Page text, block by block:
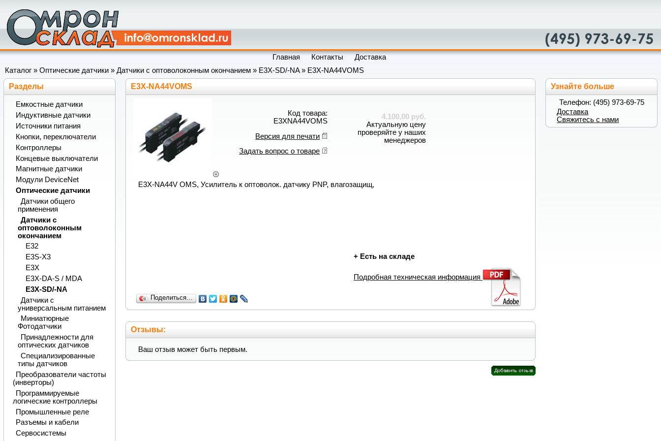
Главная Контакты
Доставка
Каталог » Оптические датчики » Датчики с оптоволоконным окончанием » E3X-SD/-NA» E3X-NA44VOMS
E3X-NA44VOMS
Код товара:
E3XNA44VOMS
Версия для печати
Задать вопрос о товаре
4.100,00 руб.
Актуальную цену
проверяйте у наших
менеджеров
E3X-NA44V OMS, Усилитель к оптоволок. датчику PNP, влагозащищ,
+Есть на складе
Подробная техническая информация
Поделиться…
Отзывы:
Ваш отзыв может быть первым.
Разделы
Емкостные датчики
Индуктивные датчики
Источники питания
Кнопки, переключатели
Контроллеры
Концевые выключатели
Магнитные датчики
Модули DeviceNet
Оптические датчики
Датчики общего
применения
Датчики с
оптоволоконным
окончанием
E32
E3S-X3
E3X
E3X-DA-S / MDA
E3X-SD/-NA
Датчики с
универсальным питанием
Миниатюрные
Фотодатчики
Принадлежности для
оптических датчиков
Специализированные
типы датчиков
Преобразователи частоты
(инверторы)
Программируемые
логические контроллеры
Промышленные реле
Разъемы и кабели
Сервосистемы
Узнайте больше
Телефон: (495) 973-69-75
Доставка
Свяжитесь с нами